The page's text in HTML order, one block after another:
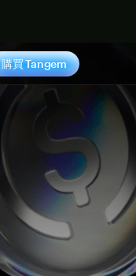
購買 Tangem